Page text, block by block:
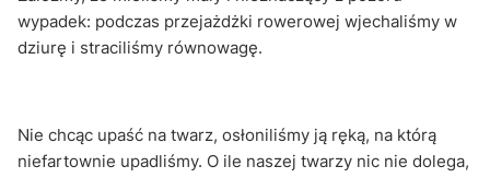
wypadek: podczas przejażdżki rowerowej wjechaliśmy w
dziurę i straciliśmy równowagę.
Nie chcąc upaść na twarz, osłoniliśmy ją ręką, na którą
niefartownie upadliśmy. O ile naszej twarzy nic nie dolega,